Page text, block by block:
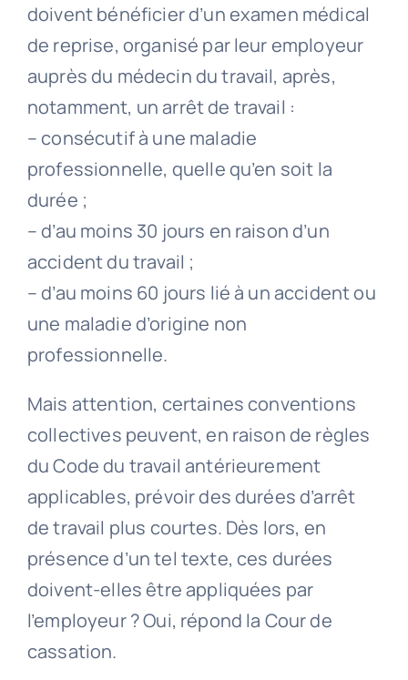
doivent bénéficier d’un examen médical
de reprise, organisé par leur employeur
auprès du médecin du travail, après,
notamment, un arrêt de travail :
– consécutif à une maladie
professionnelle, quelle qu’en soit la
durée ;
– d’au moins 30 jours en raison d’un
accident du travail ;
– d’au moins 60 jours lié à un accident ou
une maladie d’origine non
professionnelle.
Mais attention, certaines conventions
collectives peuvent, en raison de règles
du Code du travail antérieurement
applicables, prévoir des durées d’arrêt
de travail plus courtes. Dès lors, en
présence d’un tel texte, ces durées
doivent-elles être appliquées par
l’employeur ? Oui, répond la Cour de
cassation.